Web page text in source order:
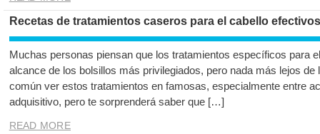
Recetas de tratamientos caseros para el cabello
Muchas personas piensan que los tratamientos específicos para
alcance de los bolsillos más privilegiados, pero nada más lejos
común ver estos tratamientos en famosas, especialmente entre
adquisitivo, pero te sorprenderá saber que […]
READ MORE